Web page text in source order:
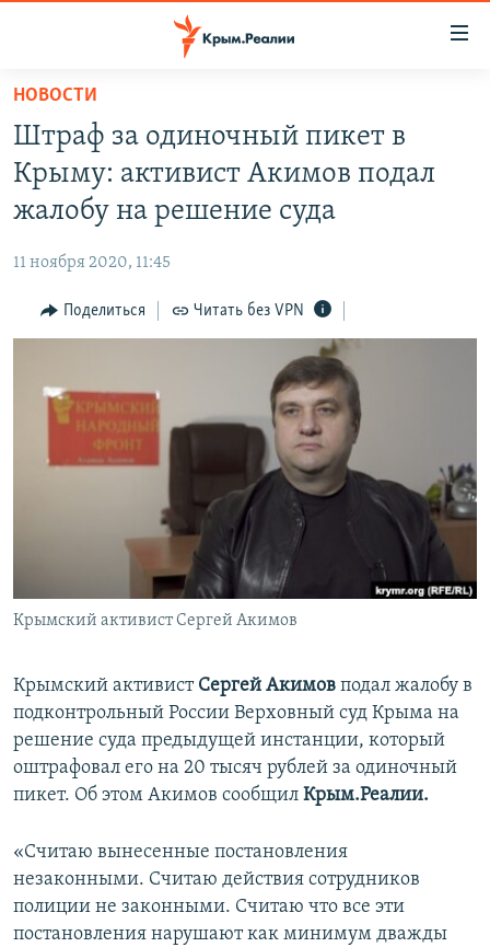
Вернуться
основному
содержанию
Вернутся
главной
навигации
Вернутся
НОВОСТИ
СПЕЦПРОЕКТЫ
ГРУЗ 200
11 ЛЕТ ОККУПАЦИИ КРЫМА. 11 ИСТОРИЙ СОПРОТИВЛЕНИЯ
ВОДА
ЕЩЕ
ИНТЕРАКТИВ
ТЕЛЕПРОЕКТ КРЫМ.РЕАЛИИ
СОВЕТЫ ПРАВОЗАЩИТНИКОВ
ПРОПАВШИЕ БЕЗ ВЕСТИ
ПОБЕДИТЕЛЕЙ НЕ СУДЯТ?
КРЫМ.НЕПОКОРЕННЫЙ
УКРАИНСКАЯ ПРОБЛЕМА КРЫМА
РАДІО СВОБОДА
Українською
Qırımtatar
НОВОСТИ
Штраф за одиночный пикет в
Крыму: активист Акимов подал
жалобу на решение суда
11 ноября 2020, 11:45
Поделиться Читать без VPN
Крымский активист Сергей Акимов
Крымский активист Сергей Акимов подал жалобу в
подконтрольный России Верховный суд Крыма на
решение суда предыдущей инстанции, который
оштрафовал его на 20 тысяч рублей за одиночный
пикет. Об этом Акимов сообщил Крым.Реалии.
«Считаю вынесенные постановления
незаконными. Считаю действия сотрудников
полиции не законными. Считаю что все эти
постановления нарушают как минимум дважды